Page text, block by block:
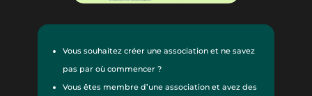
Vous souhaitez créer une association et ne savez
pas par où commencer ?
Vous êtes membre d’une association et avez des